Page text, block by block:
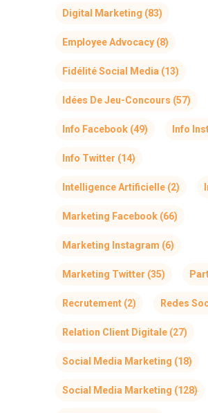
Digital Marketing (83)
Employee Advocacy(8)
Fidélité Social Media (13)
Idées De Jeu-Concours (57)
Info Facebook(49) Info
Info Twitter (14)
Intelligence Artificielle(2)
Marketing Facebook(66)
Marketing Instagram (6)
Marketing Twitter (35)
Recrutement(2) Redes
Relation Client Digitale(27)
Social Media Marketing (18)
Social Media Marketing (128)